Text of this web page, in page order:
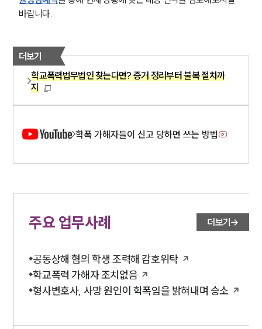
바랍니다.
더보기
학교폭력법무법인 찾는다면? 증거 정리부터 불복 절차까
지
학폭 가해자들이 신고 당하면 쓰는 방법
주요 업무사례 더보기
공동상해 혐의 학생 조력해 감호위탁
학교폭력 가해자 조치없음
형사변호사, 사망 원인이 학폭임을 밝혀내며 승소